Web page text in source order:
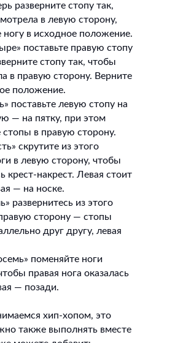
разверните стопу так,
в левую сторону,
ногу в исходное положение.
поставьте правую стопу
стопу так, чтобы
в правую сторону. Верните
положение.
поставьте левую стопу на
— на пятку, при этом
стопы в правую сторону.
скрутите из этого
в левую сторону, чтобы
крест-накрест. Левая стоит
— на носке.
развернитесь из этого
сторону — стопы
друг другу, левая
поменяйте ноги
правая нога оказалась
— позади.
хип-хопом, это
также выполнять вместе